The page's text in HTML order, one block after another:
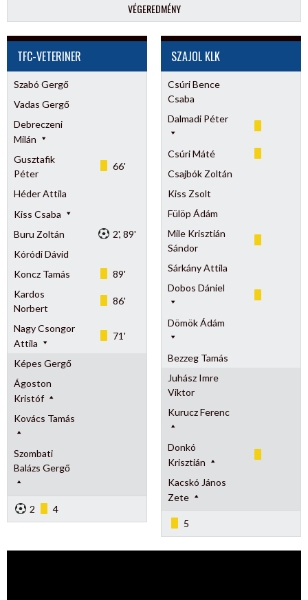
VÉGEREDMÉNY
TFC-VETERINER
Szabó Gergő
Vadas Gergő
Debreczeni
Milán
Gusztafik
Péter
66'
Héder Attila
Kiss Csaba
Buru Zoltán
2', 89'
Kóródi Dávid
Koncz Tamás
89'
Kardos
Norbert
86'
Nagy Csongor
Attila
71'
Képes Gergő
Ágoston
Kristóf
Kovács Tamás
Szombati
Balázs Gergő
2 4
SZAJOL KLK
Csúri Bence
Csaba
Dalmadi Péter
Csúri Máté
Csajbók Zoltán
Kiss Zsolt
Fülöp Ádám
Mile Krisztián
Sándor
Sárkány Attila
Dobos Dániel
Dömök Ádám
Bezzeg Tamás
Juhász Imre
Viktor
Kurucz Ferenc
Donkó
Krisztián
Kacskó János
Zete
5